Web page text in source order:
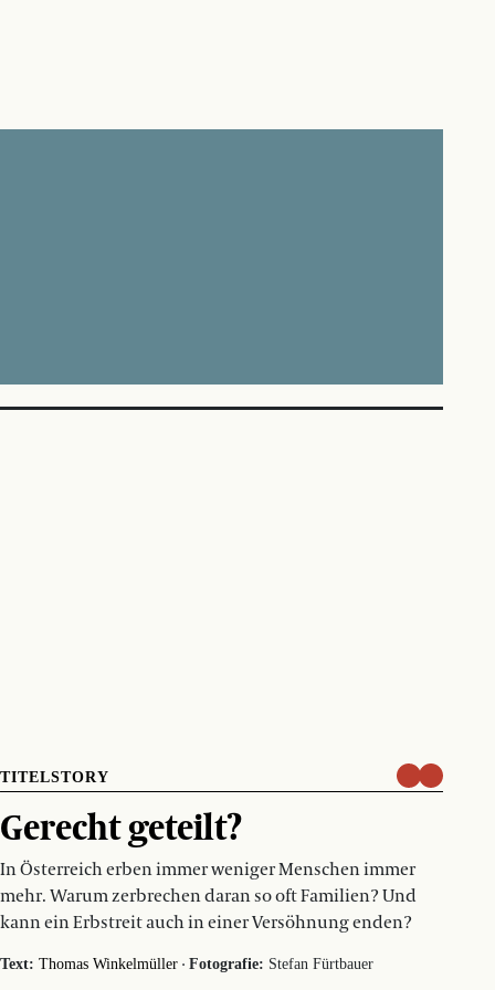
TITELSTORY
Gerecht geteilt?
In Österreich erben immer weniger Menschen immer
mehr. Warum zerbrechen daran so oft Familien? Und
kann ein Erbstreit auch in einer Versöhnung enden?
Text: Thomas Winkelmüller ·Fotografie: Stefan Fürtbauer